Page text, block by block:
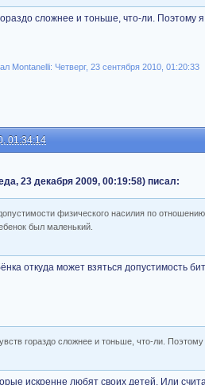
сложнее и тоньше, что-ли. Поэтому
Montanelli: Четверг, 23 сентября 2010, 01:20:33
01:34:14
23 декабря 2009, 00:19:58) писал:
физического насилия по
был маленький.
откуда может взяться допустимость
гораздо сложнее и тоньше, что-ли.
искренне любят своих детей. Или